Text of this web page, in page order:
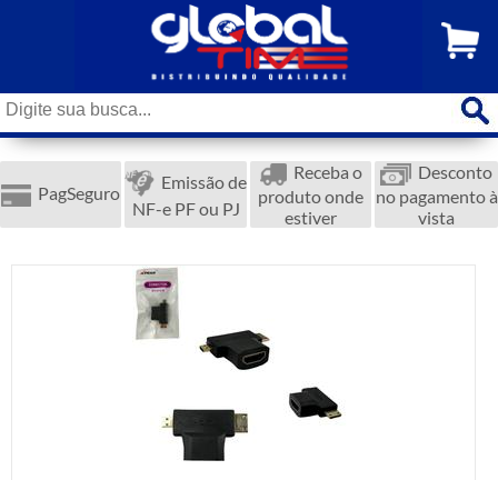
PagSeguro
Emissão de
NF-e PF ou PJ
Receba o
produto onde
estiver
Desconto
no pagamento à
vista